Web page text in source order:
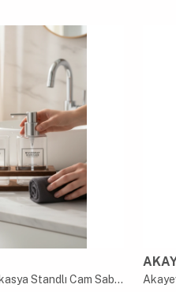
Akayev 2 Bölmeli Akasya Standlı Cam Sabunluk ve Diş Fırçalık Seti